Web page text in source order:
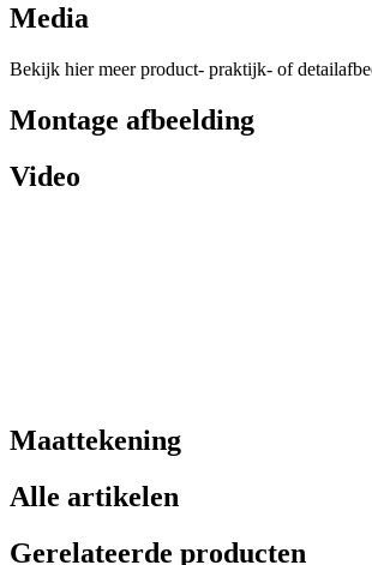
Media
Bekijk hier meer product- praktijk- of
Montage afbeelding
Video
Maattekening
Alle artikelen
Gerelateerde producten